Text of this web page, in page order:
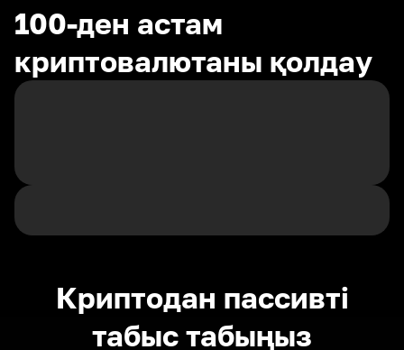
100-ден астам
криптовалютаны қолдау
Криптодан пассивті
табыс табыңыз